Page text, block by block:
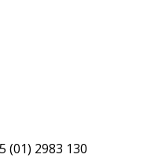
(01) 2983 130